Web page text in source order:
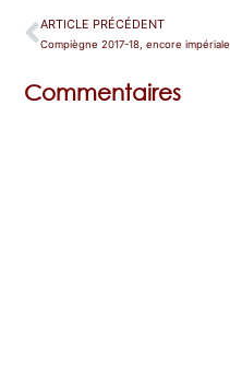
ARTICLE PRÉCÉDENT
Compiègne 2017-18, encore impériale
Commentaires